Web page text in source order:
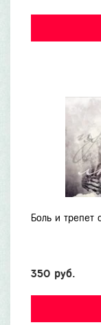
Боль и трепет
350 руб.